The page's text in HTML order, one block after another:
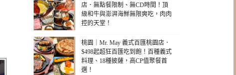
店．無點餐限制、無CD時間！頂
級和牛與澎湃海鮮無限爽吃，肉肉
控的天堂！
桃園｜Mr. May 義式百匯桃園店．
$498起超狂百匯吃到飽！百種義式
料理、18種披薩，高CP值聚餐首
選！